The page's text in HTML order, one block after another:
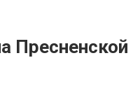
Пресненской